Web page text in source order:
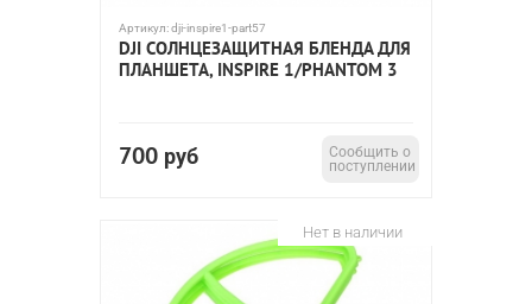
Артикул:dji-inspire1-part57
DJI СОЛНЦЕЗАЩИТНАЯ БЛЕНДА ДЛЯ
ПЛАНШЕТА, INSPIRE 1/PHANTOM 3
700 руб
Сообщить о
поступлении
Нет в наличии